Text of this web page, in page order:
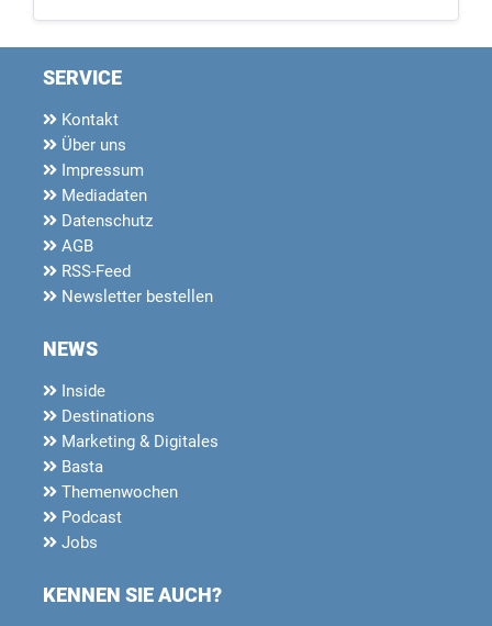
SERVICE
Kontakt
Über uns
Impressum
Mediadaten
Datenschutz
AGB
RSS-Feed
Newsletter bestellen
NEWS
Inside
Destinations
Marketing & Digitales
Basta
Themenwochen
Podcast
Jobs
KENNEN SIE AUCH?